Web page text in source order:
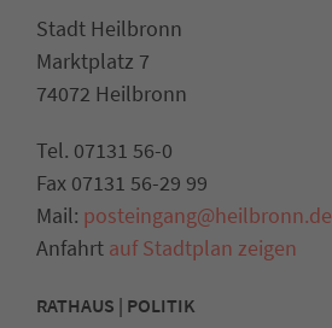
Stadt Heilbronn
Marktplatz 7
74072 Heilbronn
Tel. 07131 56-0
Fax 07131 56-29 99
Mail: posteingang@heilbronn.de
Anfahrt auf Stadtplan zeigen
RATHAUS | POLITIK